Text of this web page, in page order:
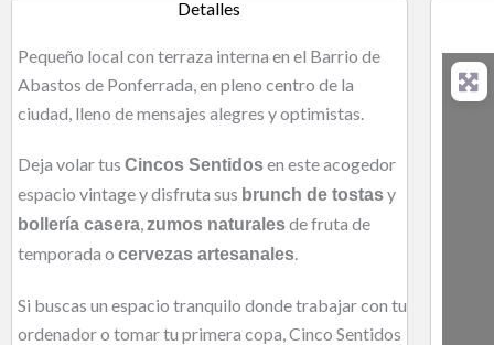
Detalles
Pequeño local con terraza interna en el Barrio de
Abastos de Ponferrada, en pleno centro de la
ciudad, lleno de mensajes alegres y optimistas.
Deja volar tus Cincos Sentidosen este acogedor
espacio vintage y disfruta sus brunch de tostasy
bollería casera zumos naturalesde fruta de
temporada o cervezas artesanales
Si buscas un espacio tranquilo donde trabajar con tu
ordenador o tomar tu primera copa, Cinco Sentidos